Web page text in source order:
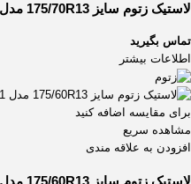
لاستیک زتوم سایز 175/70R13 مدل Solus HS11
تماس بگیرید
اطلاعات بیشتر
برای مقایسه اضافه کنید
مشاهده سریع
افزودن به علاقه مندی
لاستیک زتوم سایز 175/60R13 مدل Solus HS11